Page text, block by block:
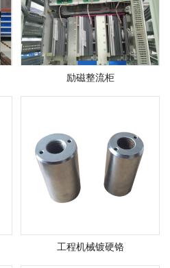
励磁整流柜
工程机械镀硬铬